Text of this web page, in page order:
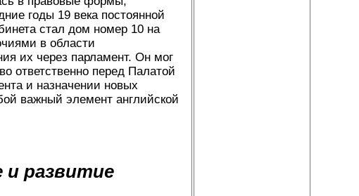
годы 19 века постоянной
стал дом номер 10 на
в области
их через парламент. Он мог
ответственно перед Палатой
и назначении новых
важный элемент английской
и развитие